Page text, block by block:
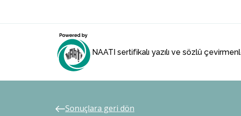
NAATI sertifikalı yazılı ve sözlü
Sonuçlara geri dön